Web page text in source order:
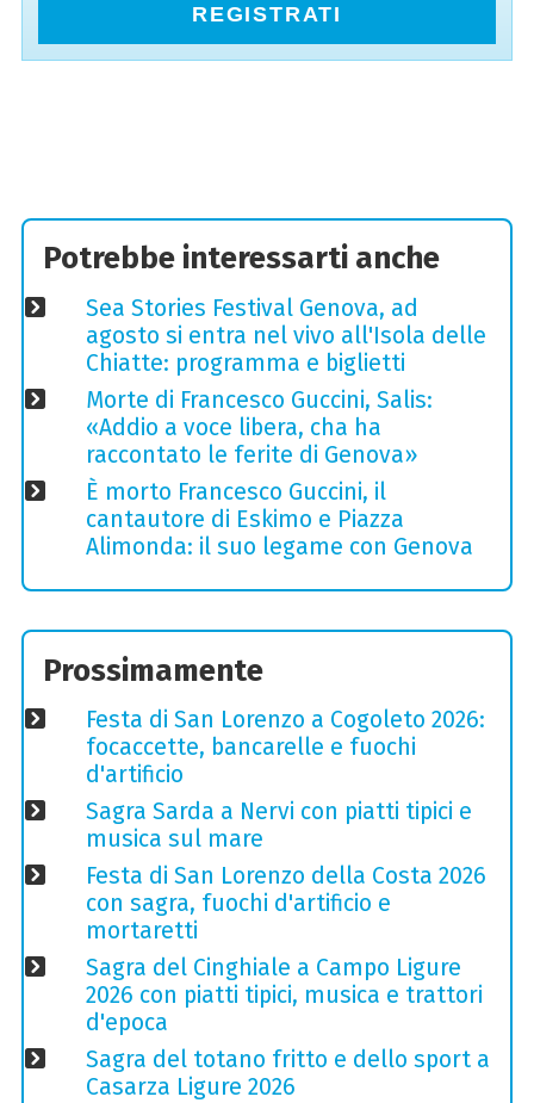
REGISTRATI
Potrebbe interessarti anche
Sea Stories Festival Genova, ad
agosto si entra nel vivo all'Isola delle
Chiatte: programma e biglietti
Morte di Francesco Guccini, Salis:
«Addio a voce libera, cha ha
raccontato le ferite di Genova»
È morto Francesco Guccini, il
cantautore di Eskimo e Piazza
Alimonda: il suo legame con Genova
Prossimamente
Festa di San Lorenzo a Cogoleto 2026:
focaccette, bancarelle e fuochi
d'artificio
Sagra Sarda a Nervi con piatti tipici e
musica sul mare
Festa di San Lorenzo della Costa 2026
con sagra, fuochi d'artificio e
mortaretti
Sagra del Cinghiale a Campo Ligure
2026 con piatti tipici, musica e trattori
d'epoca
Sagra del totano fritto e dello sport a
Casarza Ligure 2026